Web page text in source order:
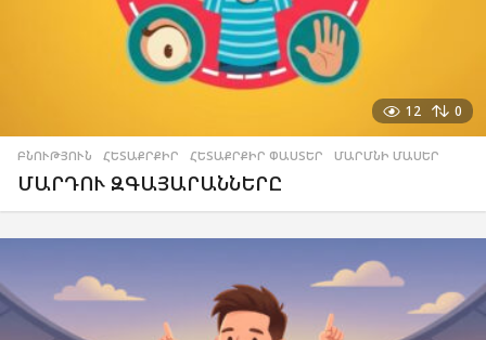
12 0
ԲՆՈՒԹՅՈՒՆ ,ՀԵՏԱՔՐՔԻՐ ,ՀԵՏԱՔՐՔԻՐ ՓԱՍՏԵՐ ,ՄԱՐՄՆԻ ՄԱՍԵՐ
ՄԱՐԴՈՒ ԶԳԱՅԱՐԱՆՆԵՐԸ